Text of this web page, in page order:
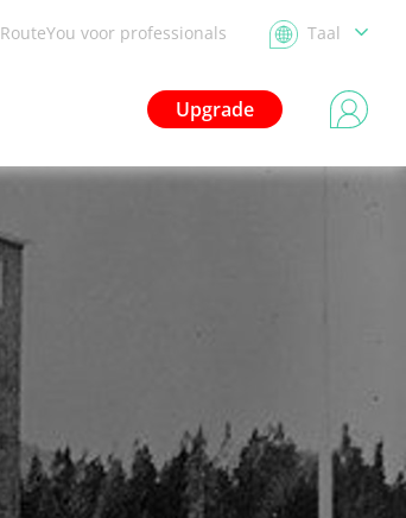
RouteYou voor professionals Taal
Upgrade